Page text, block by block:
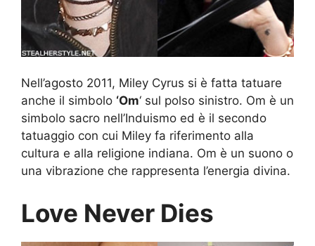
Nell’agosto 2011, Miley Cyrus si è fatta tatuare
anche il simbolo ‘Om‘ sul polso sinistro. Om è un
simbolo sacro nell’Induismo ed è il secondo
tatuaggio con cui Miley fa riferimento alla
cultura e alla religione indiana. Om è un suono o
una vibrazione che rappresenta l’energia divina.
Love Never Dies